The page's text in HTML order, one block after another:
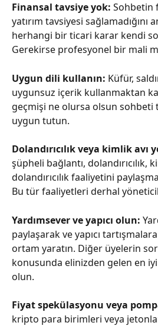
Finansal tavsiye yok: Sohbetin
yatırım tavsiyesi sağlamadığını
herhangi bir ticari karar kendi
Gerekirse profesyonel bir mali
Uygun dili kullanın: Küfür,
uygunsuz içerik kullanmaktan
geçmişi ne olursa olsun sohbeti
uygun tutun.
Dolandırıcılık veya kimlik avı
şüpheli bağlantı, dolandırıcılık,
dolandırıcılık faaliyetini
Bu tür faaliyetleri derhal
Yardımsever ve yapıcı olun:
paylaşarak ve yapıcı
ortam yaratın. Diğer üyelerin
konusunda elinizden gelen en iyi
olun.
Fiyat spekülasyonu veya
kripto para birimleri veya